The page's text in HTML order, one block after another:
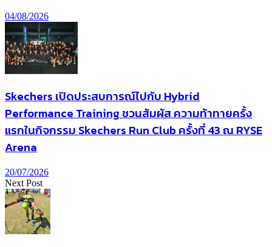
04/08/2026
Skechers เปิดประสบการณ์ไปกับ Hybrid
Performance Training ชวนสัมผัส ความท้าทายครั้ง
แรกในกิจกรรม Skechers Run Club ครั้งที่ 43 ณ RYSE
Arena
20/07/2026
Next Post